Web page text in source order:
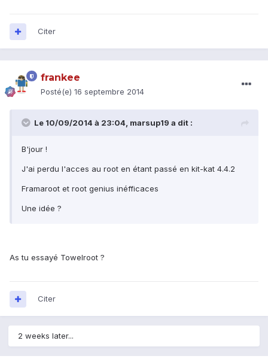
Citer
frankee
Posté(e) 16 septembre 2014
Le 10/09/2014 à 23:04, marsup19 a dit :
B'jour !
J'ai perdu l'acces au root en étant passé en kit-kat 4.4.2
Framaroot et root genius inéfficaces
Une idée ?
As tu essayé Towelroot ?
Citer
2 weeks later...